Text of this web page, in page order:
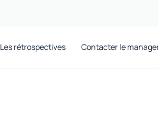
Les rétrospectives Contacter le